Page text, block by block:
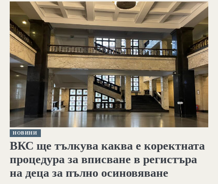
НОВИНИ
ВКС ще тълкува каква е коректната
процедура за вписване в регистъра
на деца за пълно осиновяване